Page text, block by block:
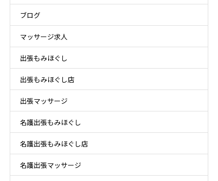
ブログ
マッサージ求人
出張もみほぐし
出張もみほぐし店
出張マッサージ
名護出張もみほぐし
名護出張もみほぐし店
名護出張マッサージ